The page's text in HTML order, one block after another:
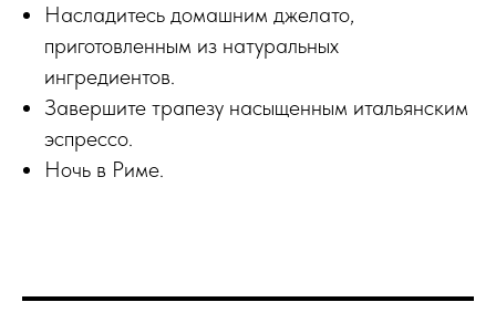
Насладитесь домашним джелато,
приготовленным из натуральных
ингредиентов.
Завершите трапезу насыщенным итальянским
эспрессо.
Ночь в Риме.